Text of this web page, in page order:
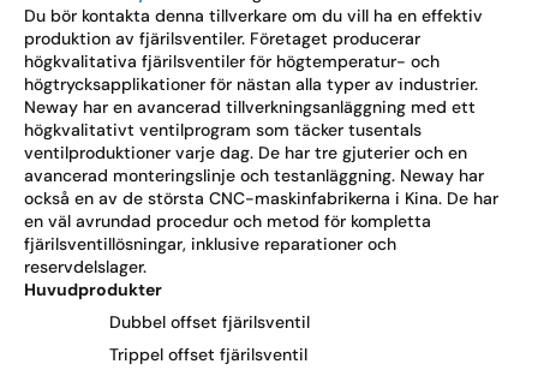
Du bör kontakta denna tillverkare om du vill ha en effektiv
produktion av fjärilsventiler. Företaget producerar
högkvalitativa fjärilsventiler för högtemperatur- och
högtrycksapplikationer för nästan alla typer av industrier.
Neway har en avancerad tillverkningsanläggning med ett
högkvalitativt ventilprogram som täcker tusentals
ventilproduktioner varje dag. De har tre gjuterier och en
avancerad monteringslinje och testanläggning. Neway har
också en av de största CNC-maskinfabrikerna i Kina. De har
en väl avrundad procedur och metod för kompletta
fjärilsventillösningar, inklusive reparationer och
reservdelslager.
Huvudprodukter
Dubbel offset fjärilsventil
Trippel offset fjärilsventil